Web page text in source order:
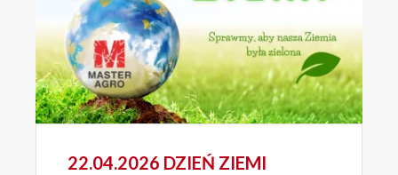
22.04.2026 DZIEŃ ZIEMI